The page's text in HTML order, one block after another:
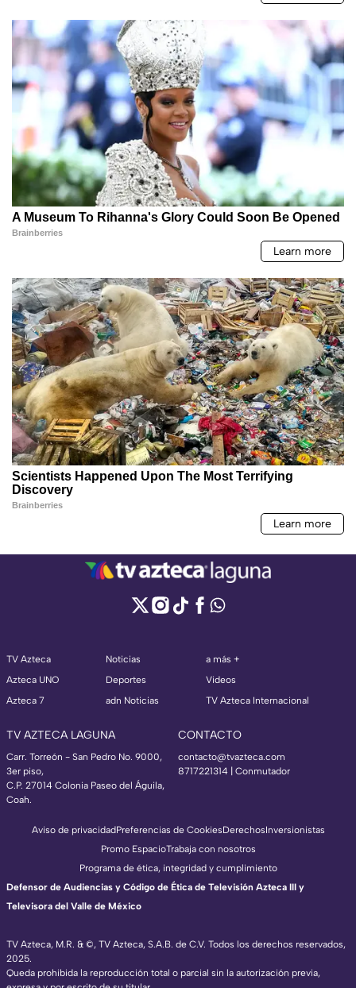
TV Azteca
Azteca UNO
Azteca 7
Noticias
Deportes
adn Noticias
a más +
Videos
TV Azteca Internacional
TV AZTECA LAGUNA
Carr. Torreón - San Pedro No. 9000,
3er piso,
C.P. 27014 Colonia Paseo del Águila,
Coah.
CONTACTO
contacto@tvazteca.com
8717221314 | Conmutador
TV Azteca, M.R. & ©, TV Azteca, S.A.B. de C.V. Todos los derechos reservados,
2025.
Queda prohibida la reproducción total o parcial sin la autorización previa,
Aviso de privacidadPreferencias de CookiesDerechosInversionistas
Promo EspacioTrabaja con nosotros
Programa de ética, integridad y cumplimiento
Defensor de Audiencias y Código de Ética de Televisión Azteca III y
Televisora del Valle de México